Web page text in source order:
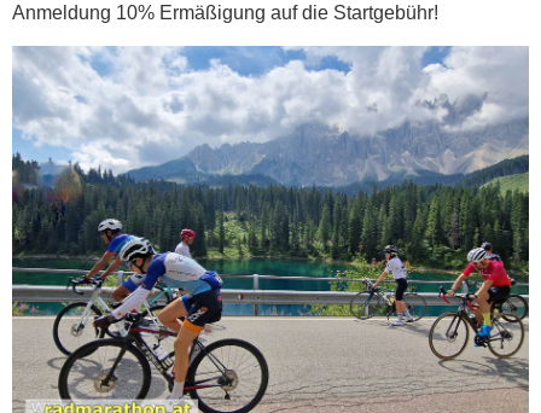
Anmeldung 10% Ermäßigung auf die Startgebühr!